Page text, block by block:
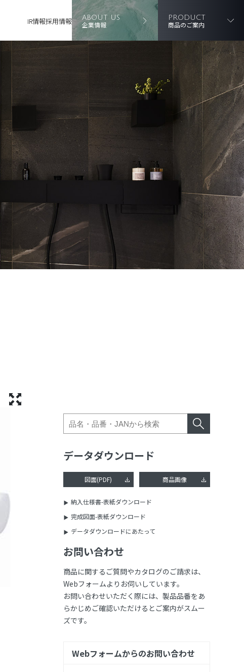
IR情報採用情報 ABOUT US
企業情報
PRODUCT
商品のご案内
データダウンロード
図面(PDF) 商品画像
納入仕様書-表紙ダウンロード
完成図面-表紙ダウンロード
データダウンロードにあたって
お問い合わせ
商品に関するご質問やカタログのご請求は、
Webフォームよりお伺いしています。
お問い合わせいただく際には、製品品番をあ
らかじめご確認いただけるとご案内がスムー
ズです。
Webフォームからのお問い合わせ